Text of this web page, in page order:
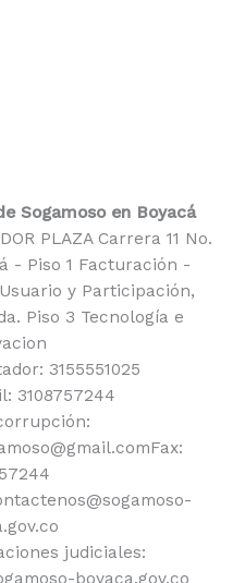
Sogamoso en Boyacá
PLAZA Carrera 11 No.
- Piso 1 Facturación -
y Participación,
Piso 3 Tecnología e
3155551025
3108757244
judiciales:
boyaca.gov.co